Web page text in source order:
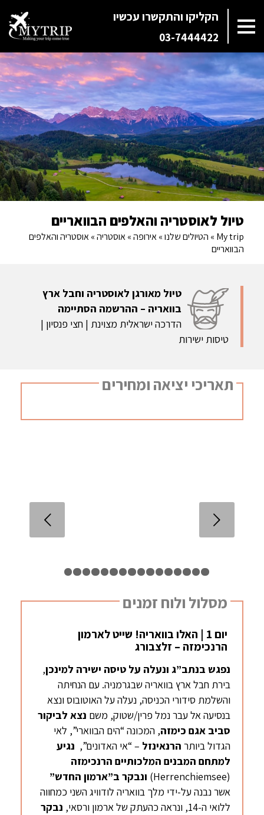
הקליקו והתקשרו עכשיו
03-7444422
טיול לאוסטריה והאלפים הבוואריים
My trip
» הטיולים שלנו»אירופה»אוסטריה»אוסטריה והאלפים
הבוואריים
טיול מאורגן לאוסטריה וחבל ארץ
בוואריה – ההרשמה הסתיימה
הדרכה ישראלית מצוינת | חצי פנסיון |
טיסות ישירות
תאריכי יציאה ומחירים
1 2 3 4 5 6 7 8 9 10
מסלול ולוח זמנים
יום 1 | האלו בוואריה! שייט לארמון
הרנכימזה – זלצבורג
נפגש בנתב”ג ונעלה על טיסה ישירה למינכן,
בירת חבל ארץ בוואריה שבגרמניה. עם הנחיתה
והשלמת סידורי הכניסה, נעלה על האוטובוס ונצא
בנסיעה אל עבר נמל פרין/שטוק, משם נצא לביקור
סביב אגם כימזה, המכונה “הים הבווארי”, לאי
הגדול ביותר הרנאינזל – “אי האדונים”, נגיע
למתחם המבנים המלכותיים הרנכימזה
(Herrenchiemsee)
ונבקר ב”ארמון החדש”
אשר נבנה על-ידי מלך בוואריה לודוויג השני כמחווה
ללואי ה-14, ונראה כהעתק של ארמון ורסאי,
נבקר